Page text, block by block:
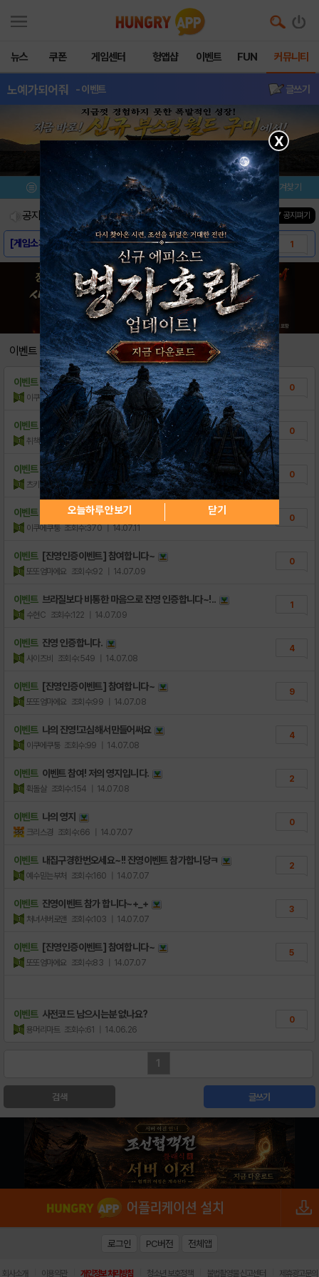
뉴스 쿠폰 게임센터 헝앱샵 이벤트 FUN 커뮤니티
노예가되어줘 - 이벤트 글쓰기
이벤트/미션 즐겨찾기
공지사항 진행중인 이벤트0 건 ▼ 공지펴기
[게임소개] - 노예가되어줘 1
[스크린샷] - 노예가되어줘 0
[다운로드링크] - 노예가되어줘
[공지] 노예가되어줘 출시 및 사전등록 관련 ..
[공지] 2서버 안나 서버 오픈 안내
[공략] 노예가되어줘 무과금 초보자를 위한 백..
[공략] 노예가 되어줘 총공략 2
[가이드] 메인화면 가이드 - 노예가되어줘 f..
[리뷰] 다른 유저를 나의 노예로? 노예가 되..
[이벤트] 진영 인증하고 문상받자!
[발표] 진영 인증하고 문상받자!
이벤트
이벤트 흐아 힘없지만.. 참여
이쿠에쿠퉁 조회수:64 | 14.07.13
0
이벤트 이벤트 참여입니다^^
취책 조회수:155 | 14.07.11
0
이벤트 [이벤트]진영
츠키코쨔응 조회수:115 | 14.07.11
0
이벤트 배치 보여드릴게영
이쿠에쿠퉁 조회수:370 | 14.07.11
0
이벤트 [진영인증이벤트] 참여합니다~
또또엄마에요 조회수:92 | 14.07.09
0
이벤트 브라질보다 비통한 마음으로 진영 인증합니다~!..
수현C 조회수:122 | 14.07.09
1
이벤트 진영 인증합니다.
사이즈비 조회수:549 | 14.07.08
4
이벤트 [진영인증이벤트] 참여합니다~
또또엄마에요 조회수:99 | 14.07.08
9
이벤트 나의 진영!고심해서만들어써요
이쿠에쿠퉁 조회수:99 | 14.07.08
4
이벤트 이벤트 참여! 저의 영지입니다.
휙돌살 조회수:154 | 14.07.08
2
이벤트 나의 영지
크리스경 조회수:66 | 14.07.07
0
이벤트 내집구경한번오세요~!! 진영이벤트 참가합니당ㅋ
예수믿는부처 조회수:160 | 14.07.07
2
이벤트 진영이벤트 참가 합니다~+_+
처녀서버로앤 조회수:103 | 14.07.07
3
이벤트 [진영인증이벤트] 참여합니다~
또또엄마에요 조회수:83 | 14.07.07
5
이벤트 사전코드 남으시는분 없나요?
용머리마트 조회수:61 | 14.06.26
0
1
검색 글쓰기
X
오늘하루 안보기 닫기
로그인 PC버전 전체앱
회사소개 이용약관 개인정보 처리방침 청소년 보호정책 불법촬영물 신고센터 제휴광고문의